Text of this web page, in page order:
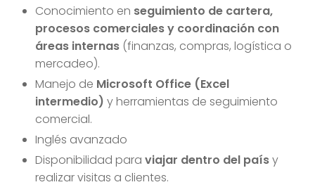
Conocimiento en seguimiento de cartera,
procesos comerciales y coordinación con
áreas internas (finanzas, compras, logística o
mercadeo).
Manejo de Microsoft Office (Excel
intermedio) y herramientas de seguimiento
comercial.
Inglés avanzado
Disponibilidad paraviajar dentro del paísy
realizar visitas a clientes.